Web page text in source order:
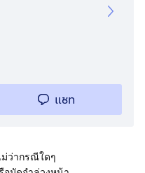
กล้สิ่งอำนวยความสะดวก
แชท
ว่ากรณีใดๆ